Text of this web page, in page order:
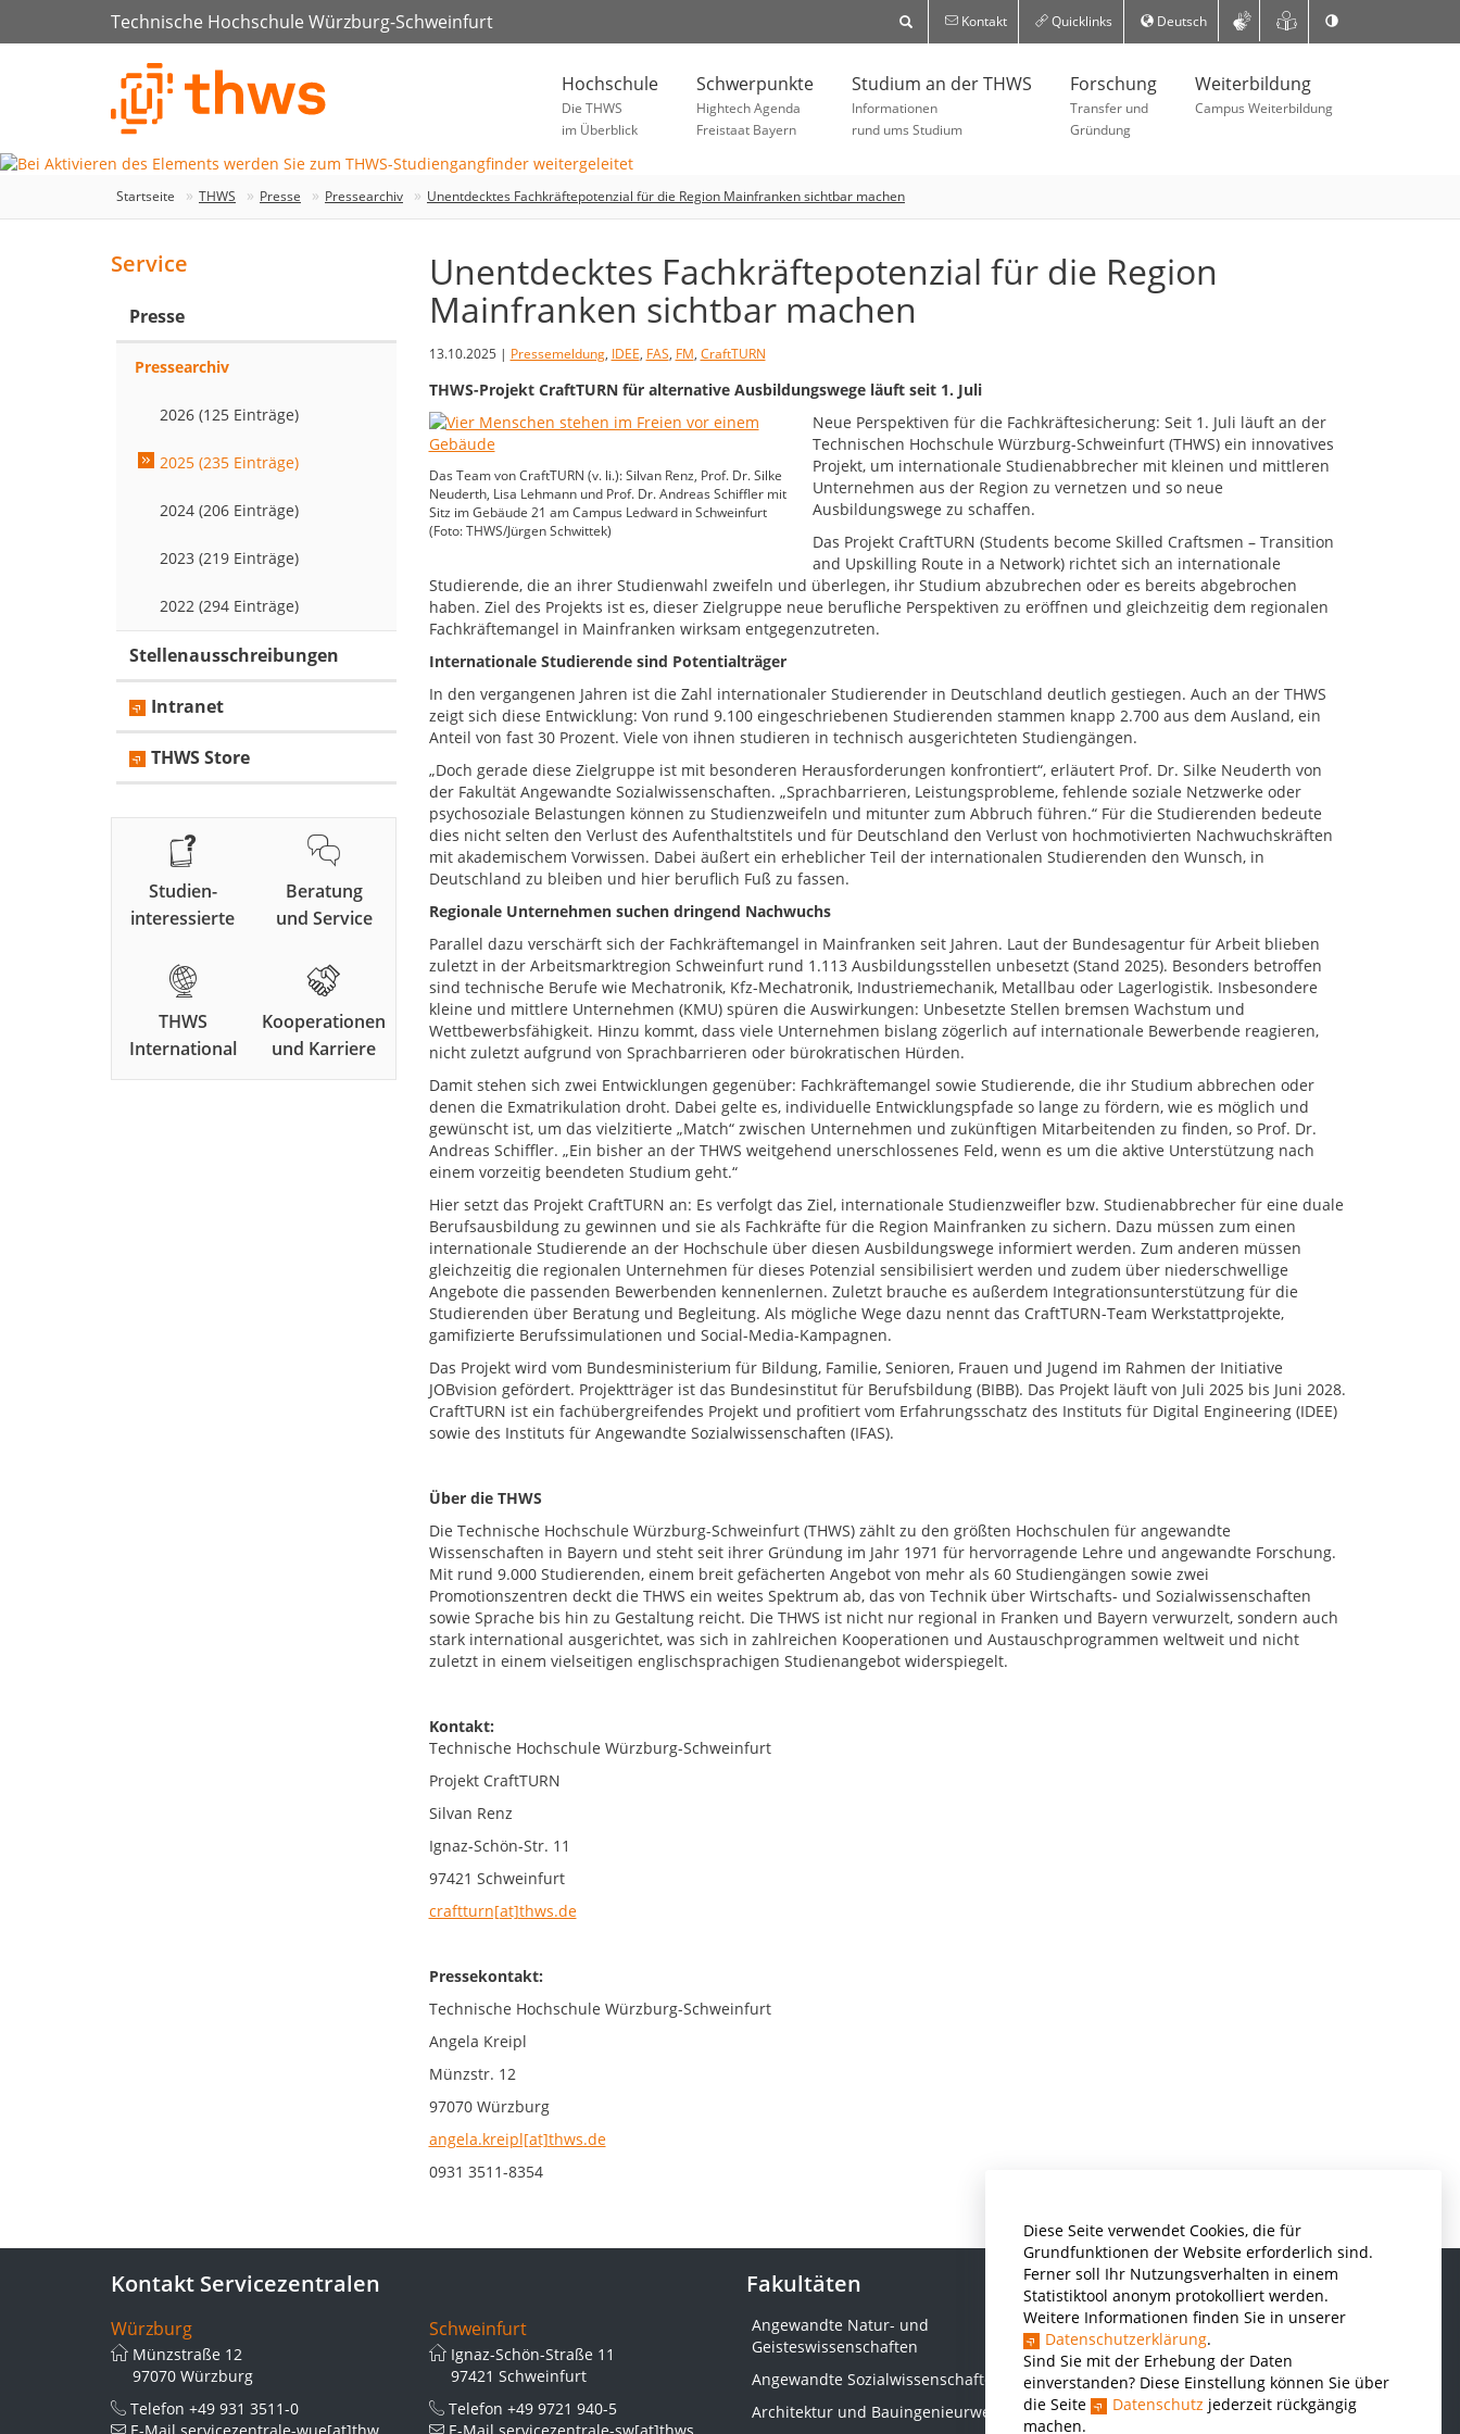
Diese Seite verwendet Cookies, die für
Grundfunktionen der Website erforderlich sind.
Ferner soll Ihr Nutzungsverhalten in einem
Statistiktool anonym protokolliert werden.
Weitere Informationen finden Sie in unserer
Datenschutzerklärung.
Sind Sie mit der Erhebung der Daten
einverstanden? Diese Einstellung können Sie über
die Seite
Datenschutz jederzeit rückgängig
machen.
Technische Hochschule Würzburg-Schweinfurt Kontakt Quicklinks Deutsch
Hochschule
Die THWS
im Überblick
Schwerpunkte
Hightech Agenda
Freistaat Bayern
Studium an der THWS
Informationen
rund ums Studium
Forschung
Transfer und
Gründung
Weiterbildung
Campus Weiterbildung
Startseite THWS Presse Pressearchiv Unentdecktes Fachkräftepotenzial für die Region Mainfranken sichtbar machen
Unentdecktes Fachkräftepotenzial für die Region
Mainfranken sichtbar machen
13.10.2025 | Pressemeldung, IDEE, FAS, FM, CraftTURN
THWS-Projekt CraftTURN für alternative Ausbildungswege läuft seit 1. Juli
Das Team von CraftTURN (v. li.): Silvan Renz, Prof. Dr. Silke
Neuderth, Lisa Lehmann und Prof. Dr. Andreas Schiffler mit
Sitz im Gebäude 21 am Campus Ledward in Schweinfurt
(Foto: THWS/Jürgen Schwittek)
Neue Perspektiven für die Fachkräftesicherung: Seit 1. Juli läuft an der
Technischen Hochschule Würzburg-Schweinfurt (THWS) ein innovatives
Projekt, um internationale Studienabbrecher mit kleinen und mittleren
Unternehmen aus der Region zu vernetzen und so neue
Ausbildungswege zu schaffen.
Das Projekt CraftTURN (Students become Skilled Craftsmen – Transition
and Upskilling Route in a Network) richtet sich an internationale
Studierende, die an ihrer Studienwahl zweifeln und überlegen, ihr Studium abzubrechen oder es bereits abgebrochen
haben. Ziel des Projekts ist es, dieser Zielgruppe neue berufliche Perspektiven zu eröffnen und gleichzeitig dem regionalen
Fachkräftemangel in Mainfranken wirksam entgegenzutreten.
Internationale Studierende sind Potentialträger
In den vergangenen Jahren ist die Zahl internationaler Studierender in Deutschland deutlich gestiegen. Auch an der THWS
zeigt sich diese Entwicklung: Von rund 9.100 eingeschriebenen Studierenden stammen knapp 2.700 aus dem Ausland, ein
Anteil von fast 30 Prozent. Viele von ihnen studieren in technisch ausgerichteten Studiengängen.
„Doch gerade diese Zielgruppe ist mit besonderen Herausforderungen konfrontiert“, erläutert Prof. Dr. Silke Neuderth von
der Fakultät Angewandte Sozialwissenschaften. „Sprachbarrieren, Leistungsprobleme, fehlende soziale Netzwerke oder
psychosoziale Belastungen können zu Studienzweifeln und mitunter zum Abbruch führen.“ Für die Studierenden bedeute
dies nicht selten den Verlust des Aufenthaltstitels und für Deutschland den Verlust von hochmotivierten Nachwuchskräften
mit akademischem Vorwissen. Dabei äußert ein erheblicher Teil der internationalen Studierenden den Wunsch, in
Deutschland zu bleiben und hier beruflich Fuß zu fassen.
Regionale Unternehmen suchen dringend Nachwuchs
Parallel dazu verschärft sich der Fachkräftemangel in Mainfranken seit Jahren. Laut der Bundesagentur für Arbeit blieben
zuletzt in der Arbeitsmarktregion Schweinfurt rund 1.113 Ausbildungsstellen unbesetzt (Stand 2025). Besonders betroffen
sind technische Berufe wie Mechatronik, Kfz-Mechatronik, Industriemechanik, Metallbau oder Lagerlogistik. Insbesondere
kleine und mittlere Unternehmen (KMU) spüren die Auswirkungen: Unbesetzte Stellen bremsen Wachstum und
Wettbewerbsfähigkeit. Hinzu kommt, dass viele Unternehmen bislang zögerlich auf internationale Bewerbende reagieren,
nicht zuletzt aufgrund von Sprachbarrieren oder bürokratischen Hürden.
Damit stehen sich zwei Entwicklungen gegenüber: Fachkräftemangel sowie Studierende, die ihr Studium abbrechen oder
denen die Exmatrikulation droht. Dabei gelte es, individuelle Entwicklungspfade so lange zu fördern, wie es möglich und
gewünscht ist, um das vielzitierte „Match“ zwischen Unternehmen und zukünftigen Mitarbeitenden zu finden, so Prof. Dr.
Andreas Schiffler. „Ein bisher an der THWS weitgehend unerschlossenes Feld, wenn es um die aktive Unterstützung nach
einem vorzeitig beendeten Studium geht.“
Hier setzt das Projekt CraftTURN an: Es verfolgt das Ziel, internationale Studienzweifler bzw. Studienabbrecher für eine duale
Berufsausbildung zu gewinnen und sie als Fachkräfte für die Region Mainfranken zu sichern. Dazu müssen zum einen
internationale Studierende an der Hochschule über diesen Ausbildungswege informiert werden. Zum anderen müssen
gleichzeitig die regionalen Unternehmen für dieses Potenzial sensibilisiert werden und zudem über niederschwellige
Angebote die passenden Bewerbenden kennenlernen. Zuletzt brauche es außerdem Integrationsunterstützung für die
Studierenden über Beratung und Begleitung. Als mögliche Wege dazu nennt das CraftTURN-Team Werkstattprojekte,
gamifizierte Berufssimulationen und Social-Media-Kampagnen.
Das Projekt wird vom Bundesministerium für Bildung, Familie, Senioren, Frauen und Jugend im Rahmen der Initiative
JOBvision gefördert. Projektträger ist das Bundesinstitut für Berufsbildung (BIBB). Das Projekt läuft von Juli 2025 bis Juni 2028.
CraftTURN ist ein fachübergreifendes Projekt und profitiert vom Erfahrungsschatz des Instituts für Digital Engineering (IDEE)
sowie des Instituts für Angewandte Sozialwissenschaften (IFAS).
Über die THWS
Die Technische Hochschule Würzburg-Schweinfurt (THWS) zählt zu den größten Hochschulen für angewandte
Wissenschaften in Bayern und steht seit ihrer Gründung im Jahr 1971 für hervorragende Lehre und angewandte Forschung.
Mit rund 9.000 Studierenden, einem breit gefächerten Angebot von mehr als 60 Studiengängen sowie zwei
Promotionszentren deckt die THWS ein weites Spektrum ab, das von Technik über Wirtschafts- und Sozialwissenschaften
sowie Sprache bis hin zu Gestaltung reicht. Die THWS ist nicht nur regional in Franken und Bayern verwurzelt, sondern auch
stark international ausgerichtet, was sich in zahlreichen Kooperationen und Austauschprogrammen weltweit und nicht
zuletzt in einem vielseitigen englischsprachigen Studienangebot widerspiegelt.
Kontakt:
Technische Hochschule Würzburg-Schweinfurt
Projekt CraftTURN
Silvan Renz
Ignaz-Schön-Str. 11
97421 Schweinfurt
craftturn[at]thws.de
Pressekontakt:
Technische Hochschule Würzburg-Schweinfurt
Angela Kreipl
Münzstr. 12
97070 Würzburg
angela.kreipl[at]thws.de
0931 3511-8354
Service
Presse
Pressearchiv
2026 (125 Einträge)
2025 (235 Einträge)
2024 (206 Einträge)
2023 (219 Einträge)
2022 (294 Einträge)
Stellenausschreibungen
Intranet
THWS Store
Studien-
interessierte
Beratung
und Service
THWS
International
Kooperationen
und Karriere
Kontakt Servicezentralen
Würzburg
Münzstraße 12
97070 Würzburg
Telefon +49 931 3511-0
Schweinfurt
Ignaz-Schön-Straße 11
97421 Schweinfurt
Telefon +49 9721 940-5
Fakultäten
Angewandte Natur- und
Geisteswissenschaften
Angewandte Sozialwissenschaften
Architektur und Bauingenieurwesen
Informatik und Wirtschaftsinformatik
Kunststofftechnik und Vermessung
Maschinenbau
THWS Business School